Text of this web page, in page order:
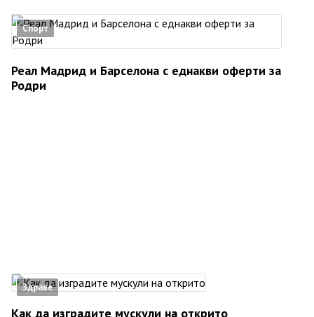
Спорт
Реал Мадрид и Барселона с еднакви оферти за
Родри
Здраве
Как да изградите мускули на открито